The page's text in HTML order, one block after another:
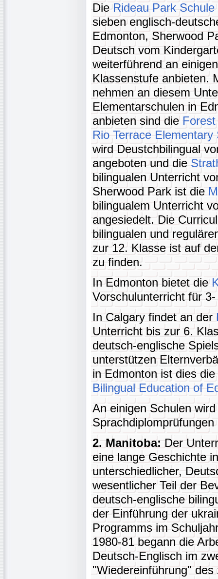
Die Rideau Park Schule
sieben englisch-
Edmonton, Sherwood
Deutsch vom
weiterführend an
Klassenstufe anbieten.
nehmen an diesem
Elementarschulen in
anbieten sind die
Rio Terrace Elementary
wird Deustchbilingual
angeboten und die
bilingualen Unterricht
Sherwood Park ist die
bilingualem Unterricht
angesiedelt. Die
bilingualen und
zur 12. Klasse ist auf
zu finden.
In Edmonton bietet die
Vorschulunterricht für
In Calgary findet an der
Unterricht bis zur 6.
deutsch-englische
unterstützen
in Edmonton ist dies die
Bilingual Education of
An einigen Schulen
2. Manitoba: Der
eine lange Geschichte
unterschiedlicher,
wesentlicher Teil der
deutsch-englische
der Einführung der
Programms im
1980-81 begann die
Deutsch-Englisch im
"Wiedereinführung"